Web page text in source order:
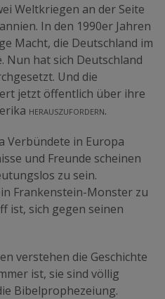
Weltkriegen an der Seite
In den 1990er Jahren
Macht, die Deutschland im
Nun hat sich Deutschland
Und die
jetzt öffentlich über ihre
herauszufordern.
Verbündete in Europa
und Freunde scheinen
zu sein.
Frankenstein-Monster zu
ist, sich gegen seinen
verstehen die Geschichte
ist, sie sind völlig
Bibelprophezeiung.